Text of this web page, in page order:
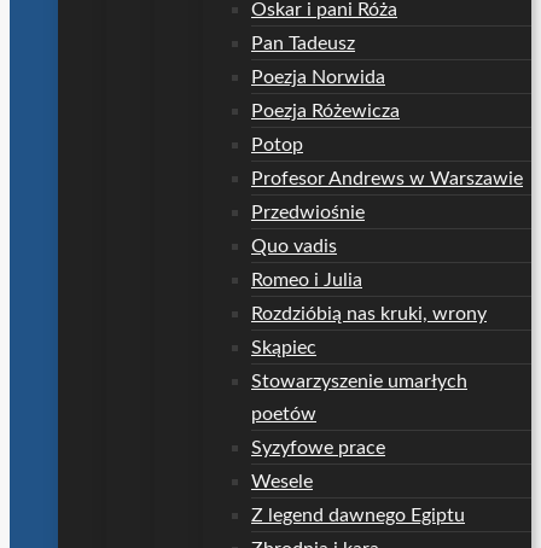
Oskar i pani Róża
Pan Tadeusz
Poezja Norwida
Poezja Różewicza
Potop
Profesor Andrews w Warszawie
Przedwiośnie
Quo vadis
Romeo i Julia
Rozdzióbią nas kruki, wrony
Skąpiec
Stowarzyszenie umarłych
poetów
Syzyfowe prace
Wesele
Z legend dawnego Egiptu